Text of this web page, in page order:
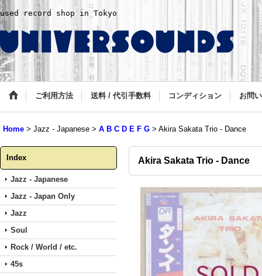
used record shop in Tokyo
ご利用方法 送料 / 代引手数料 コンディション お問
Home > Jazz - Japanese > A B C D E F G > Akira Sakata Trio - Dance
Index
Jazz - Japanese
Jazz - Japan Only
Jazz
Soul
Rock / World / etc.
45s
Akira Sakata Trio - Dance